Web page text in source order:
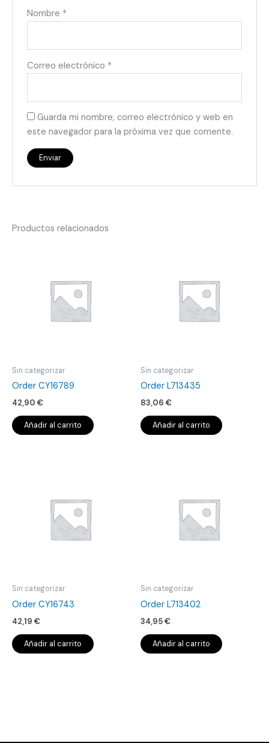
Nombre *
Correo electrónico *
Guarda mi nombre, correo electrónico y web en
este navegador para la próxima vez que comente.
Productos relacionados
Sin categorizar
Order CY16789
42,90 €
Añadir al carrito
Sin categorizar
Order L713435
83,06 €
Añadir al carrito
Sin categorizar
Order CY16743
42,19 €
Añadir al carrito
Sin categorizar
Order L713402
34,95€
Añadir al carrito